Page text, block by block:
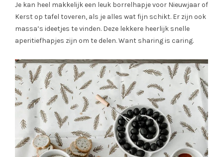
Je kan heel makkelijk een leuk borrelhapje voor Nieuwjaar of
Kerst op tafel toveren, als je alles wat fijn schikt. Er zijn ook
massa’s ideetjes te vinden. Deze lekkere heerlijk snelle
aperitiefhapjes zijn om te delen. Want sharing is caring.